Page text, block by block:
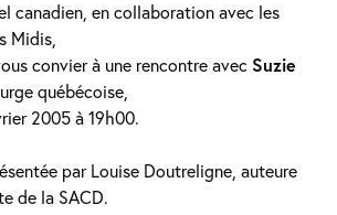
canadien, en collaboration avec les
Midis,
convier à une rencontre avec Suzie
québécoise,
2005 à 19h00.
par Louise Doutreligne, auteure
de la SACD.